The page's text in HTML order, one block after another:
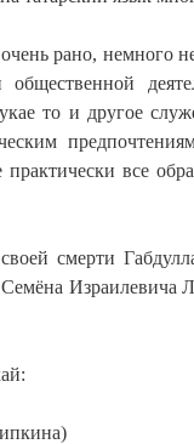
рано, немного
общественной
то и другое
практически все
смерти
Семёна